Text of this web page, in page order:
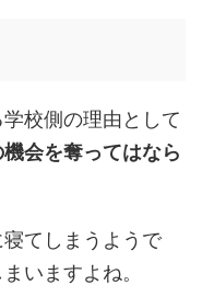
校側の理由として
会を奪ってはなら
てしまうようで
いますよね。